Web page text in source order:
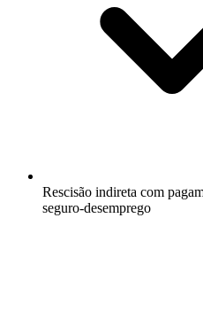
Rescisão indireta com
seguro-desemprego